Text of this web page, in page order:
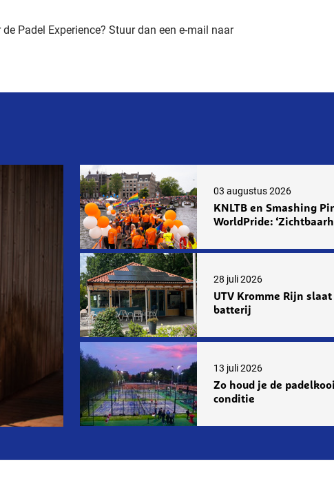
Padel Experience? Stuur dan een e-mail naar
03 augustus 2026
KNLTB en Smashing
WorldPride:
28 juli 2026
UTV Kromme Rijn
batterij
13 juli 2026
Zo houd je de
conditie